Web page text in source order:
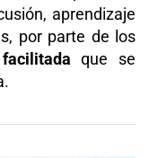
aprendizaje
por parte de los
que se